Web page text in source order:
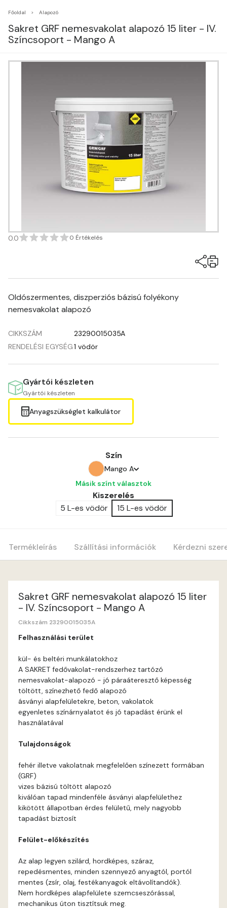
Főoldal Alapozó
Sakret GRF nemesvakolat alapozó 15 liter - IV.
Színcsoport - Mango A
0.0 0 Értékelés
Oldószermentes, diszperziós bázisú folyékony
nemesvakolat alapozó
CIKKSZÁM
23290015035A
RENDELÉSI EGYSÉG1 vödör
Gyártói készleten
Gyártói készleten
Anyagszükséglet kalkulátor
Szín
Mango A
Amber A
Apple B
Cobalt A
Corn A
Current-red A
Fig-brown A
Gold-yellow A
Másik színt választok
Kiszerelés
5 L-es vödör
15 L-es vödör
Termékleírás Szállítási információk Kérdezni
Sakret GRF nemesvakolat alapozó 15 liter
- IV. Színcsoport - Mango A
Cikkszám 23290015035A
Felhasználási terület
kül- és beltéri munkálatokhoz
A SAKRET fedővakolat-rendszerhez tartózó
nemesvakolat-alapozó - jó páraáteresztő képesség
töltött, színezhető fedő alapozó
ásványi alapfelületekre, beton, vakolatok
egyenletes színárnyalatot és jó tapadást érünk el
használatával
Tulajdonságok
fehér illetve vakolatnak megfelelően színezett formában
(GRF)
vizes bázisú töltött alapozó
kiválóan tapad mindenféle ásványi alapfelülethez
kikötött állapotban érdes felületű, mely nagyobb
tapadást biztosít
Felület-előkészítés
Az alap legyen szilárd, hordképes, száraz,
repedésmentes, minden szennyező anyagtól, portól
mentes (zsír, olaj, festékanyagok eltávolítandók).
Nem hordképes alapfelülete szemcseszórással,
mechanikus úton tisztítsuk meg.